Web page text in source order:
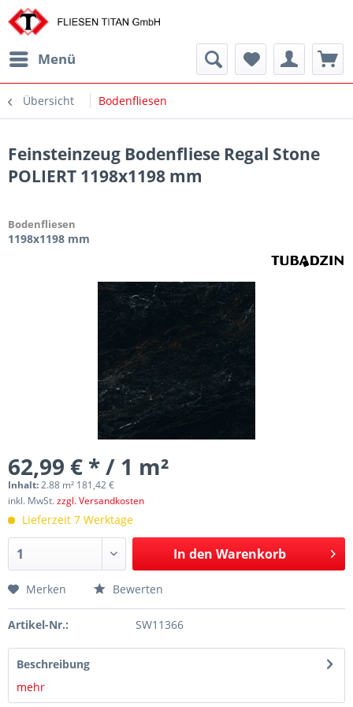
Menü
Übersicht Bodenfliesen
Feinsteinzeug Bodenfliese Regal Stone
POLIERT 1198x1198 mm
Bodenfliesen
1198x1198 mm
62,99 € * / 1 m²
Inhalt:2.88 m² 181,42 €
inkl. MwSt.zzgl. Versandkosten
Lieferzeit 7 Werktage
In den Warenkorb
Merken Bewerten
Artikel-Nr.: SW11366
Beschreibung
mehr